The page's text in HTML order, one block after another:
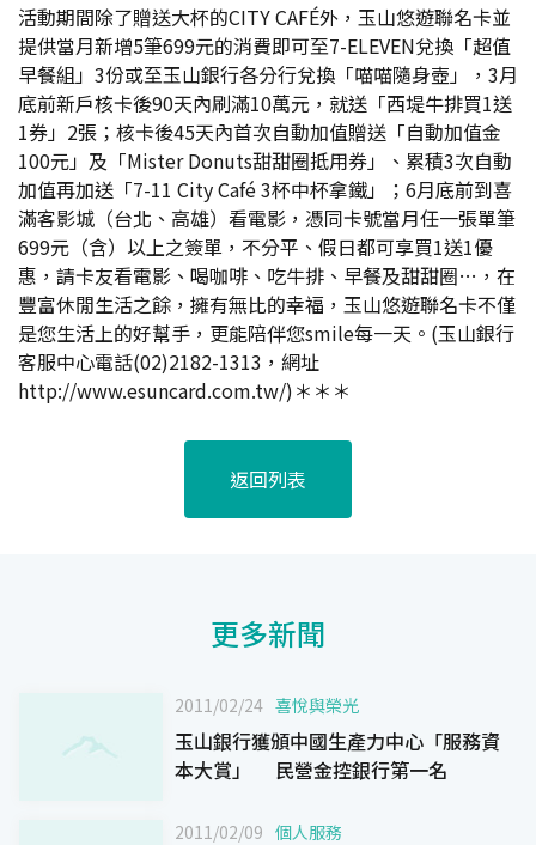
活動期間除了贈送大杯的CITY CAFÉ外，玉山悠遊聯名卡並
提供當月新增5筆699元的消費即可至7-ELEVEN兌換「超值
早餐組」3份或至玉山銀行各分行兌換「喵喵隨身壺」，3月
底前新戶核卡後90天內刷滿10萬元，就送「西堤牛排買1送
1券」2張；核卡後45天內首次自動加值贈送「自動加值金
100元」及「Mister Donuts甜甜圈抵用券」、累積3次自動
加值再加送「7-11 City Café 3杯中杯拿鐵」；6月底前到喜
滿客影城（台北、高雄）看電影，憑同卡號當月任一張單筆
699元（含）以上之簽單，不分平、假日都可享買1送1優
惠，請卡友看電影、喝咖啡、吃牛排、早餐及甜甜圈…，在
豐富休閒生活之餘，擁有無比的幸福，玉山悠遊聯名卡不僅
是您生活上的好幫手，更能陪伴您smile每一天。(玉山銀行
客服中心電話(02)2182-1313，網址
http://www.esuncard.com.tw/)＊＊＊
返回列表
更多新聞
2011/02/24 喜悅與榮光
玉山銀行獲頒中國生產力中心「服務資
本大賞」 民營金控銀行第一名
2011/02/09 個人服務